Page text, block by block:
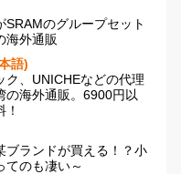
SRAMのグループセット
海外通販
語)
ク、UNICHEなどの代理
の海外通販。6900円以
ブランドが買える！？小
てのも凄い～